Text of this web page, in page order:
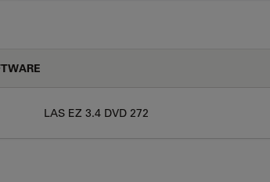
LAS EZ 3.4 DVD 272